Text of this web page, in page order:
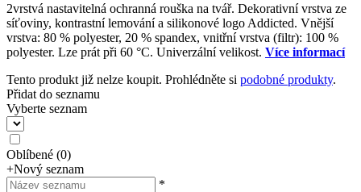
2vrstvá nastavitelná ochranná rouška na tvář. Dekorativní vrstva ze
síťoviny, kontrastní lemování a silikonové logo Addicted. Vnější
vrstva: 80 % polyester, 20 % spandex, vnitřní vrstva (filtr): 100 %
polyester. Lze prát při 60 °C. Univerzální velikost. Více informací
Tento produkt již nelze koupit. Prohlédněte si podobné produkty.
Přidat do seznamu
Vyberte seznam
Oblíbené (0)
+Nový seznam
*